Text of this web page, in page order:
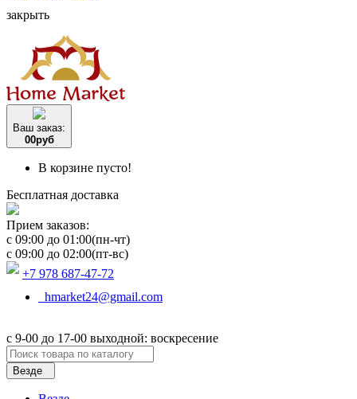
закрыть
Ваш заказ:
00руб
В корзине пусто!
Бесплатная доставка
Прием заказов:
c 09:00 до 01:00(пн-чт)
c 09:00 до 02:00(пт-вс)
+7 978 687-47-72
hmarket24@gmail.com
с 9-00 до 17-00 выходной: воскресение
Везде